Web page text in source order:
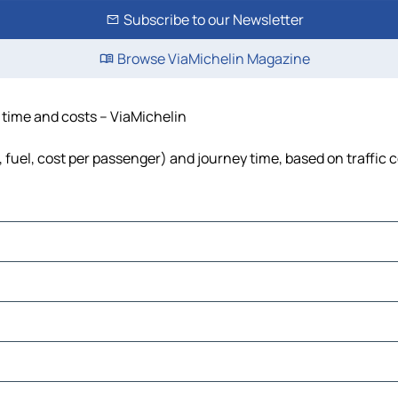
Subscribe to our Newsletter
Browse ViaMichelin Magazine
and costs – ViaMichelin
cost per passenger) and journey time, based on traffic